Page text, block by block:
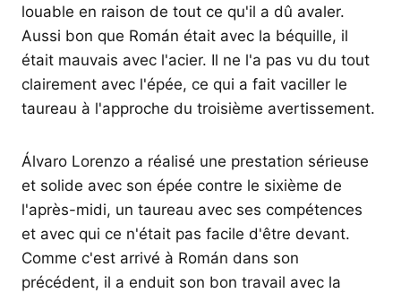
louable en raison de tout ce qu'il a dû avaler.
Aussi bon que Román était avec la béquille, il
était mauvais avec l'acier. Il ne l'a pas vu du tout
clairement avec l'épée, ce qui a fait vaciller le
taureau à l'approche du troisième avertissement.
Álvaro Lorenzo a réalisé une prestation sérieuse
et solide avec son épée contre le sixième de
l'après-midi, un taureau avec ses compétences
et avec qui ce n'était pas facile d'être devant.
Comme c'est arrivé à Román dans son
précédent, il a enduit son bon travail avec la